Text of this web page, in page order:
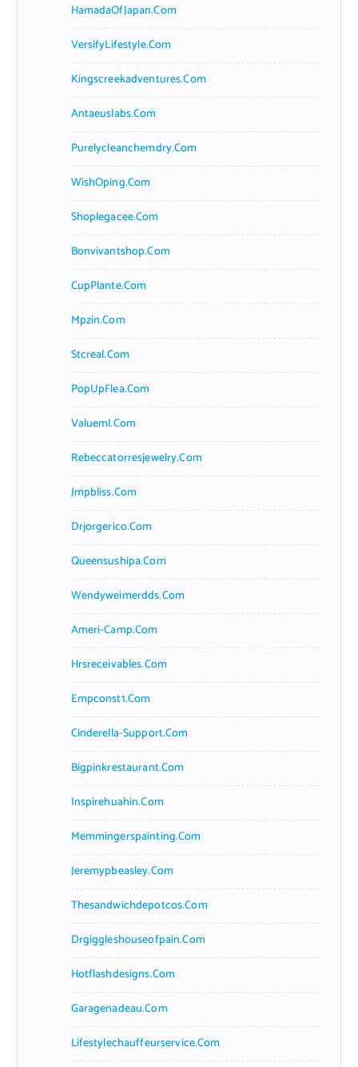
HamadaOfJapan.com
VersifyLifestyle.com
Kingscreekadventures.com
Antaeuslabs.com
Purelycleanchemdry.com
WishOping.com
Shoplegacee.com
Bonvivantshop.com
CupPlante.com
Mpzin.com
Stcreal.com
PopUpFlea.com
Valueml.com
Rebeccatorresjewelry.com
Jmpbliss.com
Drjorgerico.com
Queensushipa.com
Wendyweimerdds.com
Ameri-Camp.com
Hrsreceivables.com
Empconst1.com
Cinderella-Support.com
Bigpinkrestaurant.com
Inspirehuahin.com
Memmingerspainting.com
Jeremypbeasley.com
Thesandwichdepotcos.com
Drgiggleshouseofpain.com
Hotflashdesigns.com
Garagenadeau.com
Lifestylechauffeurservice.com